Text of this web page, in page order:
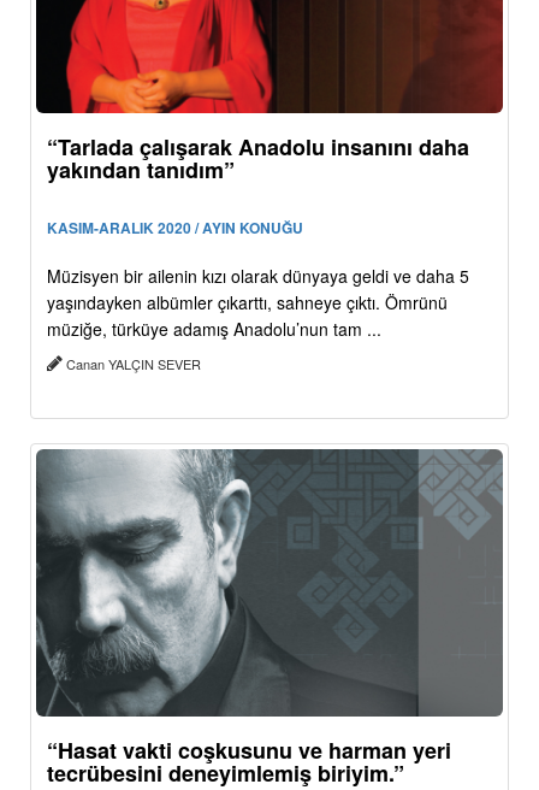
“Tarlada çalışarak Anadolu insanını daha
yakından tanıdım”
KASIM-ARALIK 2020 / AYIN KONUĞU
Müzisyen bir ailenin kızı olarak dünyaya geldi ve daha 5
yaşındayken albümler çıkarttı, sahneye çıktı. Ömrünü
müziğe, türküye adamış Anadolu’nun tam ...
Canan YALÇIN SEVER
“Hasat vakti coşkusunu ve harman yeri
tecrübesini deneyimlemiş biriyim.”